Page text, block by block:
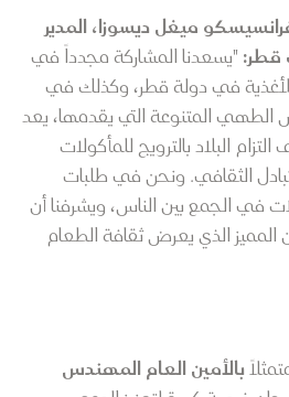
ميغل ديسوزا، المدير
قطر: "يسعدنا المشاركة مجدداً في
للأغذية في دولة قطر، وكذلك في
المتنوعة التي يقدمها، يعد
البلاد بالترويج للمأكولات
الثقافي. ونحن في طلبات
في الجمع بين الناس، ويشرفنا أن
المميز الذي يعرض ثقافة الطعام
بالأمين العام المهندس